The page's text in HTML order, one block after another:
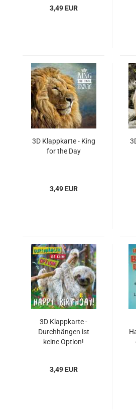
3,49 EUR
3D Klappkarte - King
for the Day
3,49 EUR
3D Klappkarte -
Durchhängen ist
keine Option!
3,49 EUR